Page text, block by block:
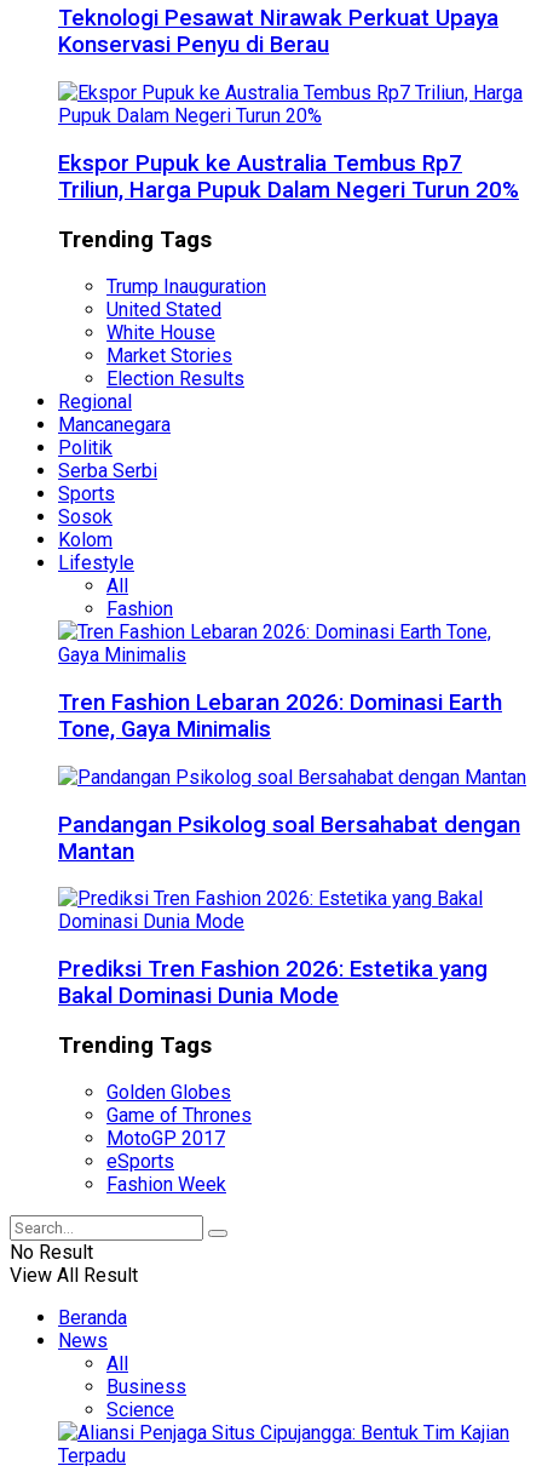
Teknologi Pesawat Nirawak Perkuat Upaya
Konservasi Penyu di Berau
Ekspor Pupuk ke Australia Tembus Rp7
Triliun, Harga Pupuk Dalam Negeri Turun 20%
Trending Tags
Trump Inauguration
United Stated
White House
Market Stories
Election Results
Regional
Mancanegara
Politik
Serba Serbi
Sports
Sosok
Kolom
Lifestyle
All
Fashion
Tren Fashion Lebaran 2026: Dominasi Earth
Tone, Gaya Minimalis
Pandangan Psikolog soal Bersahabat dengan
Mantan
Prediksi Tren Fashion 2026: Estetika yang
Bakal Dominasi Dunia Mode
Trending Tags
Golden Globes
Game of Thrones
MotoGP 2017
eSports
Fashion Week
No Result
View All Result
Beranda
News
All
Business
Science